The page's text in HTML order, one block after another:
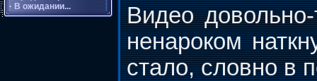
· В ожидании...
Видео
ненароком
стало, словно в